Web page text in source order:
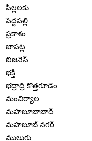
పిల్లలకు
పెద్దపల్లి
ప్రకాశం
బాపట్ల
బిజినెస్
భక్తి
భద్రాద్రి కొత్తగూడెం
మంచిర్యాల
మహబూబాబాద్
మహబూబ్ నగర్
ములుగు